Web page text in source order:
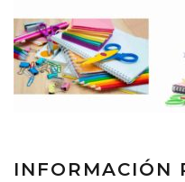
INFORMACIÓN